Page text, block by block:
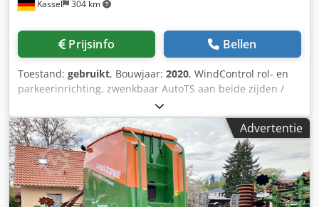
Kassel 304 km
Prijsinfo Bellen
Toestand: gebruikt, Bouwjaar: 2020, WindControl rol- en
parkeerinrichting, zwenkbaar AutoTS aan beide zijden /
buisbeschermbeugel L / hellingssensor voor weegsysteem
FlowCheck / EasyCheck-matten, 16 stuks / spatborden L en
ladders / LED-verlichting / afdekzeil L / strooischopset TS
Djdperxr Uyjfx Aa Iskr
Advertentie